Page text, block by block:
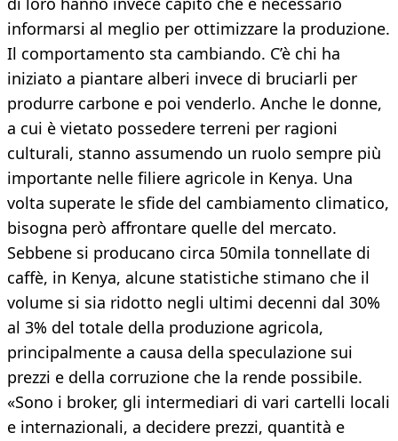
informarsi al meglio per ottimizzare la produzione.
Il comportamento sta cambiando. C’è chi ha
iniziato a piantare alberi invece di bruciarli per
produrre carbone e poi venderlo. Anche le donne,
a cui è vietato possedere terreni per ragioni
culturali, stanno assumendo un ruolo sempre più
importante nelle filiere agricole in Kenya. Una
volta superate le sfide del cambiamento climatico,
bisogna però affrontare quelle del mercato.
Sebbene si producano circa 50mila tonnellate di
caffè, in Kenya, alcune statistiche stimano che il
volume si sia ridotto negli ultimi decenni dal 30%
al 3% del totale della produzione agricola,
principalmente a causa della speculazione sui
prezzi e della corruzione che la rende possibile.
«Sono i broker, gli intermediari di vari cartelli locali
e internazionali, a decidere prezzi, quantità e